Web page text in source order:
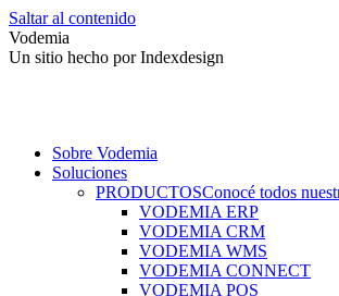
Saltar al contenido
Vodemia
Un sitio hecho por Indexdesign
Sobre Vodemia
Soluciones
PRODUCTOSConocé todos
VODEMIA ERP
VODEMIA CRM
VODEMIA WMS
VODEMIA CONNECT
VODEMIA POS